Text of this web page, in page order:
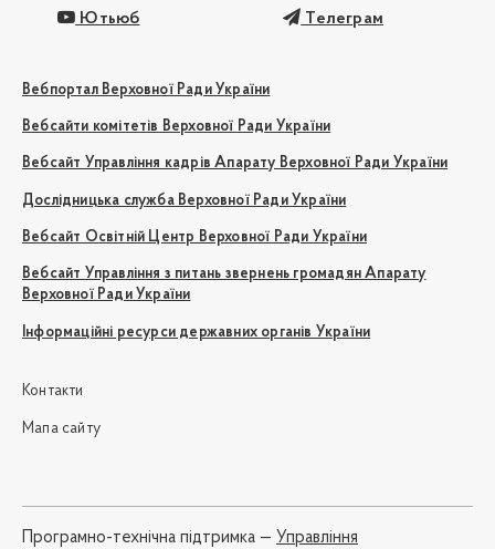
Ютьюб Телеграм
Вебпортал Верховної Ради України
Вебсайти комітетів Верховної Ради України
Вебсайт Управління кадрів Апарату Верховної Ради України
Дослідницька служба Верховної Ради України
Вебсайт Освітній Центр Верховної Ради України
Вебсайт Управління з питань звернень громадян Апарату
Верховної Ради України
Інформаційні ресурси державних органів України
Контакти
Мапа сайту
Програмно-технічна підтримка — Управління